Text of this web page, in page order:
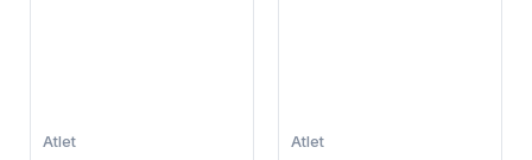
Atlet Atlet